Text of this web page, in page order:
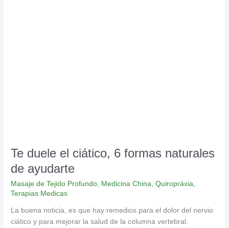
Te duele el ciático, 6 formas naturales
de ayudarte
Masaje de Tejido Profundo Medicina China ,Quiropráxia
Terapias Medicas
La buena noticia, es que hay remedios para el dolor del nervio
ciático y para mejorar la salud de la columna vertebral.